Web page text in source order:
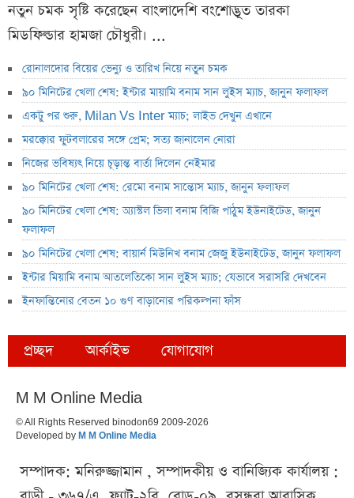
নতুন চমক সৃষ্টি করেছেন বাংলাদেশি বংশোদ্ভূত তারকা
মিডফিল্ডার হামজা চৌধুরী। ...
রোনালদোর বিয়ের ভেন্যু ও তারিখ নিয়ে নতুন চমক
৯০ মিনিটের খেলা শেষ: ইন্টার মায়ামি বনাম সান লুইস ম্যাচ, জানুন ফলাফল
একটু পর শুরু, Milan Vs Inter ম্যাচ; লাইভ দেখুন এখানে
মরক্কোর ফুটবলারের সঙ্গে প্রেম; সত্য জানালেন নোরা
নিজের ভবিষ্যৎ নিয়ে চূড়ান্ত বার্তা দিলেন নেইমার
৯০ মিনিটের খেলা শেষ: রেমো বনাম সান্তোস ম্যাচ, জানুন ফলাফল
৯০ মিনিটের খেলা শেষ: অ্যাস্টল ভিলা বনাম বিজি পাঠুম ইউনাইটেড, জানুন
ফলাফল
৯০ মিনিটের খেলা শেষ: বায়ার্ন মিউনিখ বনাম জেজু ইউনাইটেড, জানুন ফলাফল
ইন্টার মিয়ামি বনাম আতলেতিকো সান লুইস ম্যাচ; যেভাবে সরাসরি দেখবেন
ইনফান্তিনোর বেতন ১০ গুণ বাড়ানোর পরিকল্পনা ফাঁস
প্রচ্ছদ আর্কাইভ যোগাযোগ
M M Online Media
© All Rights Reserved binodon69 2009-2026
Developed by M M Online Media
সম্পাদক: মনিরুজ্জামান , সম্পাদকীয় ও বানিজ্যিক কার্যালয় :